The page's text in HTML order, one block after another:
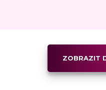
ZOBRAZIT